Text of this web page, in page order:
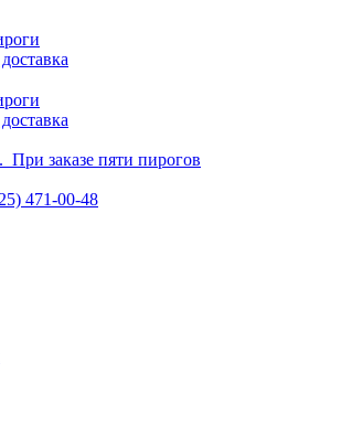
При заказе пяти пирогов
471-00-48